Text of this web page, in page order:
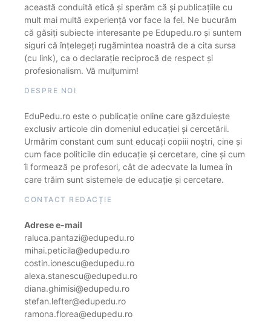
această conduită etică și sperăm că și publicațiile cu
mult mai multă experiență vor face la fel. Ne bucurăm
că găsiți subiecte interesante pe Edupedu.ro și suntem
siguri că înțelegeți rugămintea noastră de a cita sursa
(cu link), ca o declarație reciprocă de respect și
profesionalism. Vă mulțumim!
DESPRE NOI
EduPedu.ro este o publicație online care găzduiește
exclusiv articole din domeniul educației și cercetării.
Urmărim constant cum sunt educați copiii noștri, cine și
cum face politicile din educație și cercetare, cine și cum
îi formează pe profesori, cât de adecvate la lumea în
care trăim sunt sistemele de educație și cercetare.
CONTACT REDACȚIE
Adrese e-mail
raluca.pantazi@edupedu.ro
mihai.peticila@edupedu.ro
costin.ionescu@edupedu.ro
alexa.stanescu@edupedu.ro
diana.ghimisi@edupedu.ro
stefan.lefter@edupedu.ro
ramona.florea@edupedu.ro